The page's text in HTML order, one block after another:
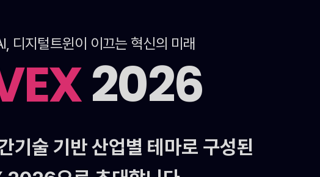
디지털트윈이 이끄는 혁신의 미래
2026
기술 기반 산업별 테마로 구성된